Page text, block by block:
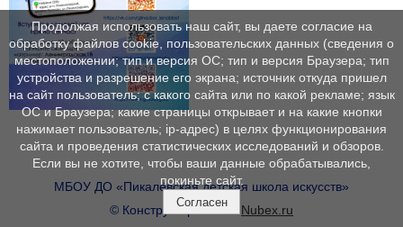
МБОУ ДО «Пикалёвская детская школа искусств»
© Конструктор сайтов Nubex.ru
Продолжая использовать наш сайт, вы даете согласие на
обработку файлов cookie, пользовательских данных (сведения о
местоположении; тип и версия ОС; тип и версия Браузера; тип
устройства и разрешение его экрана; источник откуда пришел
на сайт пользователь; с какого сайта или по какой рекламе; язык
ОС и Браузера; какие страницы открывает и на какие кнопки
нажимает пользователь; ip-адрес) в целях функционирования
сайта и проведения статистических исследований и обзоров.
Если вы не хотите, чтобы ваши данные обрабатывались,
покиньте сайт.
Согласен